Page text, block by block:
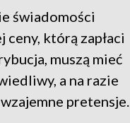
świadomości
którą zapłaci
muszą mieć
a na razie
pretensje.